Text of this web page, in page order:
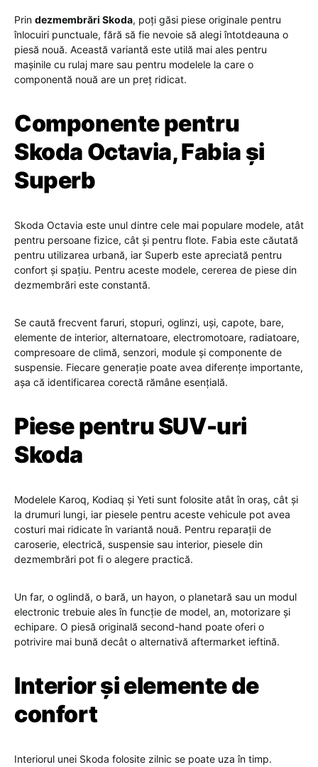
Prin dezmembrări Skoda, poți găsi piese originale pentru
înlocuiri punctuale, fără să fie nevoie să alegi întotdeauna o
piesă nouă. Această variantă este utilă mai ales pentru
mașinile cu rulaj mare sau pentru modelele la care o
componentă nouă are un preț ridicat.
Componente pentru
Skoda Octavia, Fabia și
Superb
Skoda Octavia este unul dintre cele mai populare modele, atât
pentru persoane fizice, cât și pentru flote. Fabia este căutată
pentru utilizarea urbană, iar Superb este apreciată pentru
confort și spațiu. Pentru aceste modele, cererea de piese din
dezmembrări este constantă.
Se caută frecvent faruri, stopuri, oglinzi, uși, capote, bare,
elemente de interior, alternatoare, electromotoare, radiatoare,
compresoare de climă, senzori, module și componente de
suspensie. Fiecare generație poate avea diferențe importante,
așa că identificarea corectă rămâne esențială.
Piese pentru SUV-uri
Skoda
Modelele Karoq, Kodiaq și Yeti sunt folosite atât în oraș, cât și
la drumuri lungi, iar piesele pentru aceste vehicule pot avea
costuri mai ridicate în variantă nouă. Pentru reparații de
caroserie, electrică, suspensie sau interior, piesele din
dezmembrări pot fi o alegere practică.
Un far, o oglindă, o bară, un hayon, o planetară sau un modul
electronic trebuie ales în funcție de model, an, motorizare și
echipare. O piesă originală second-hand poate oferi o
potrivire mai bună decât o alternativă aftermarket ieftină.
Interior și elemente de
confort
Interiorul unei Skoda folosite zilnic se poate uza în timp.